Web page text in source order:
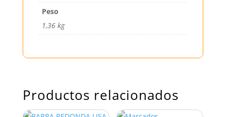
Peso
1,36 kg
Productos relacionados